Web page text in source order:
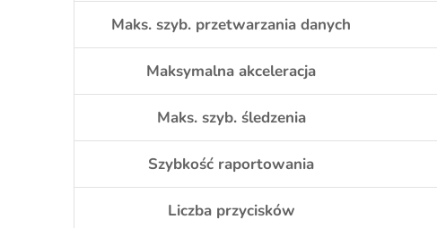
Maks. szyb. przetwarzania danych
Maksymalna akceleracja
Maks. szyb. śledzenia
Szybkość raportowania
Liczba przycisków